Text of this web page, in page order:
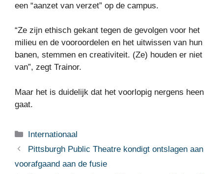
een “aanzet van verzet” op de campus.
“Ze zijn ethisch gekant tegen de gevolgen voor het
milieu en de vooroordelen en het uitwissen van hun
banen, stemmen en creativiteit. (Ze) houden er niet
van”, zegt Trainor.
Maar het is duidelijk dat het voorlopig nergens heen
gaat.
Categorieën
Internationaal
Pittsburgh Public Theatre kondigt ontslagen aan
voorafgaand aan de fusie